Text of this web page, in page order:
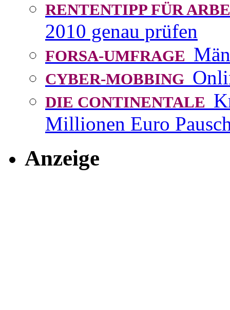
RENTENTIPP FÜR
2010 genau prüfen
FORSA-UMFRAGE
CYBER-MOBBING
DIE CONTINENTALE
Millionen Euro
Anzeige